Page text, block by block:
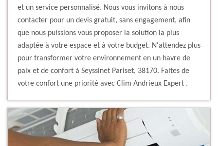
et un service personnalisé. Nous vous invitons à nous
contacter pour un devis gratuit, sans engagement, afin
que nous puissions vous proposer la solution la plus
adaptée à votre espace et à votre budget. N'attendez plus
pour transformer votre environnement en un havre de
paix et de confort à Seyssinet Pariset, 38170. Faites de
votre confort une priorité avec Clim Andrieux Expert .